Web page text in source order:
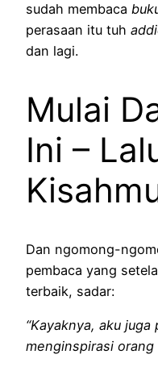
sudah membaca
perasaan itu tuh
dan lagi.
Mulai
Ini –
Dan ngomong-
pembaca yang
terbaik, sadar:
“Kayaknya, aku
menginspirasi orang